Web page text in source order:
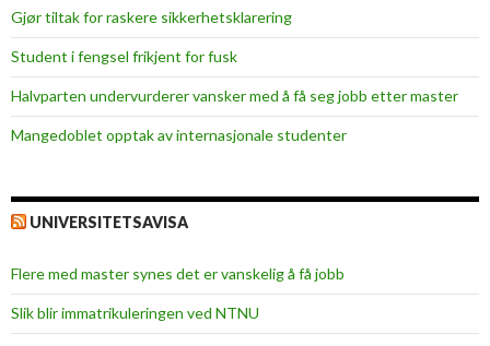
Gjør tiltak for raskere sikkerhets­klarering
Student i fengsel frikjent for fusk
Halvparten undervurderer vansker med å få seg jobb etter master
Mangedoblet opptak av internasjonale studenter
UNIVERSITETSAVISA
Flere med master synes det er vanskelig å få jobb
Slik blir immatrikuleringen ved NTNU